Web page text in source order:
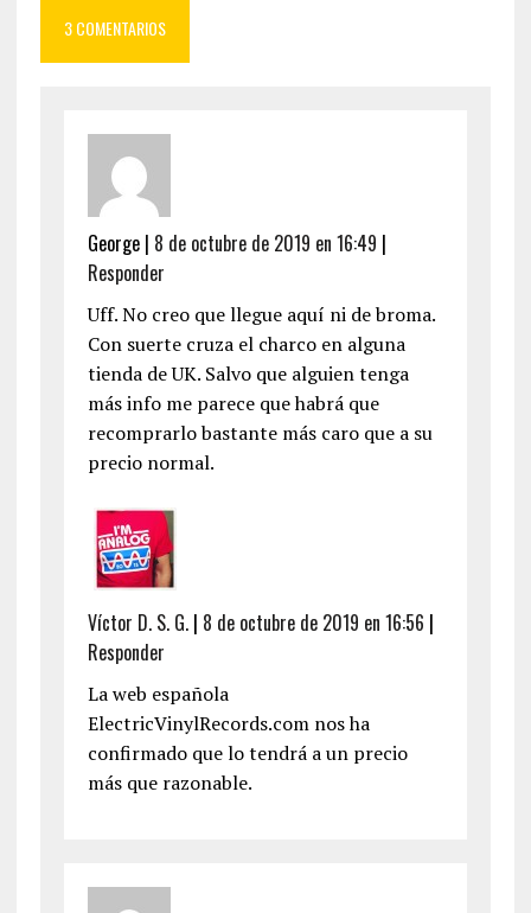
3 COMENTARIOS
George| 8 de octubre de 2019 en 16:49 |
Responder
Uff. No creo que llegue aquí ni de broma.
Con suerte cruza el charco en alguna
tienda de UK. Salvo que alguien tenga
más info me parece que habrá que
recomprarlo bastante más caro que a su
precio normal.
Víctor D. S. G.| 8 de octubre de 2019 en 16:56 |
Responder
La web española
ElectricVinylRecords.com nos ha
confirmado que lo tendrá a un precio
más que razonable.